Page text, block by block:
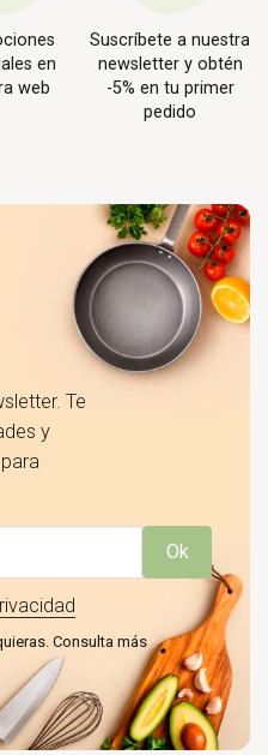
en
web
Suscríbete a nuestra
newsletter y obtén
-5% en tu primer
pedido
Te
y
Ok
Consulta más